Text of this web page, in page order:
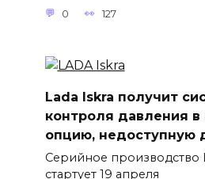
0 127
Lada Iskra получит
контроля давления
опцию, недоступную
Серийное производство
стартует 19 апреля